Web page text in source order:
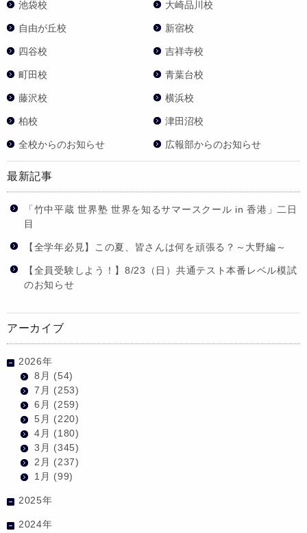
池袋校 大崎品川校
自由が丘校 新宿校
四谷校 吉祥寺校
町田校 青葉台校
藤沢校 横浜校
柏校 津田沼校
全校からのお知らせ 広報部からのお知らせ
最新記事
「竹中平蔵 世界塾 世界を知るサマースクール in 香港」二日
目
【全学年必見】この夏、皆さんは何を頑張る？～大野編～
【全員受験しよう！】8/23（日）共通テスト本番レベル模試
のお知らせ
アーカイブ
2026年
8月 (54)
7月 (253)
6月 (259)
5月 (220)
4月 (180)
3月 (345)
2月 (237)
1月 (99)
2025年
2024年